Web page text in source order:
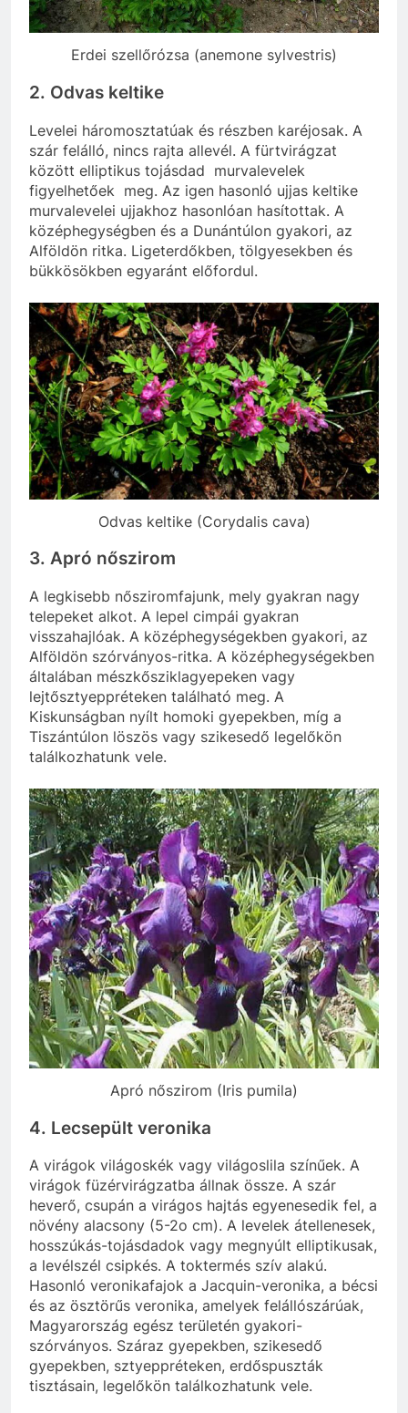
Erdei szellőrózsa (anemone sylvestris)
2. Odvas keltike
Levelei háromosztatúak és részben karéjosak. A
szár felálló, nincs rajta allevél. A fürtvirágzat
között elliptikus tojásdad murvalevelek
figyelhetőek meg. Az igen hasonló ujjas keltike
murvalevelei ujjakhoz hasonlóan hasítottak. A
középhegységben és a Dunántúlon gyakori, az
Alföldön ritka. Ligeterdőkben, tölgyesekben és
bükkösökben egyaránt előfordul.
Odvas keltike (Corydalis cava)
3. Apró nőszirom
A legkisebb nősziromfajunk, mely gyakran nagy
telepeket alkot. A lepel cimpái gyakran
visszahajlóak. A középhegységekben gyakori, az
Alföldön szórványos-ritka. A középhegységekben
általában mészkősziklagyepeken vagy
lejtősztyeppréteken található meg. A
Kiskunságban nyílt homoki gyepekben, míg a
Tiszántúlon löszös vagy szikesedő legelőkön
találkozhatunk vele.
Apró nőszirom (Iris pumila)
4. Lecsepült veronika
A virágok világoskék vagy világoslila színűek. A
virágok füzérvirágzatba állnak össze. A szár
heverő, csupán a virágos hajtás egyenesedik fel, a
növény alacsony (5-2o cm). A levelek átellenesek,
hosszúkás-tojásdadok vagy megnyúlt elliptikusak,
a levélszél csipkés. A toktermés szív alakú.
Hasonló veronikafajok a Jacquin-veronika, a bécsi
és az ösztörűs veronika, amelyek felállószárúak,
Magyarország egész területén gyakori-
szórványos. Száraz gyepekben, szikesedő
gyepekben, sztyeppréteken, erdőspuszták
tisztásain, legelőkön találkozhatunk vele.